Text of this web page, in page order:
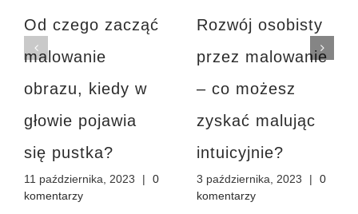
Od czego zacząć
malowanie
obrazu, kiedy w
głowie pojawia
się pustka?
11 października, 2023 |
0
komentarzy
Rozwój osobisty
przez malowanie
– co możesz
zyskać malując
intuicyjnie?
3 października, 2023 |
0
komentarzy